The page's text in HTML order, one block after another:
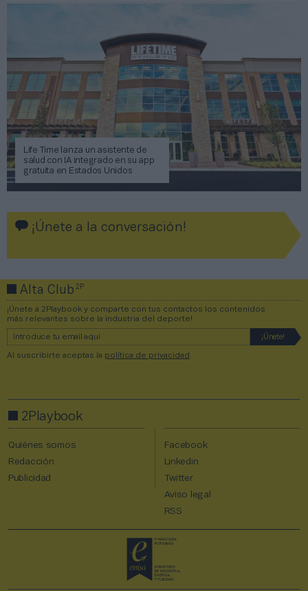
Life Time lanza un asistente de
salud con IA integrado en su app
gratuita en Estados Unidos
¡Únete a la conversación!
Alta Club2P
¡Únete a 2Playbook y comparte con tus contactos los contenidos
más relevantes sobre la industria del deporte!
Al suscribirte aceptas la política de privacidad
2Playbook
Quiénes somos
Redacción
Publicidad
Facebook
Linkedin
Twitter
Aviso legal
RSS